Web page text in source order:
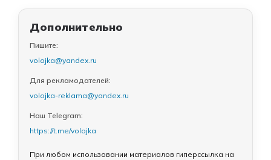
Дополнительно
Пишите:
volojka@yandex.ru
Для рекламодателей:
volojka-reklama@yandex.ru
Наш Telegram:
https://t.me/volojka
При любом использовании материалов гиперссылка на